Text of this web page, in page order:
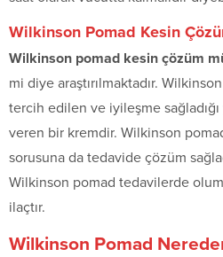
Wilkinson Pomad Kesin
Wilkinson pomad kesin çözüm
mi diye araştırılmaktadır.
tercih edilen ve iyileşme
veren bir kremdir. Wilkinson
sorusuna da tedavide çözüm
Wilkinson pomad tedavilerde
ilaçtır.
Wilkinson Pomad